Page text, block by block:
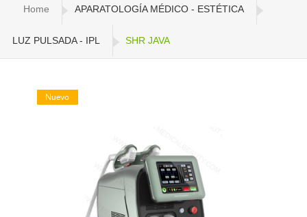
Home APARATOLOGÍA MÉDICO - ESTÉTICA
LUZ PULSADA - IPL SHR JAVA
Nuevo